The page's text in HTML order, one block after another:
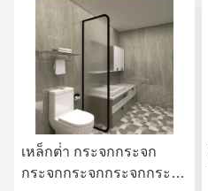
เหล็กต่ํา กระจกกระจก
กระจกกระจกกระจกกระจก